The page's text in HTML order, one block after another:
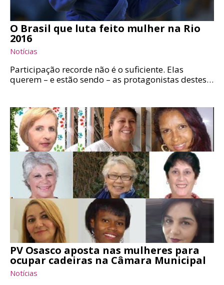
O Brasil que luta feito mulher na Rio
2016
Notícias
Participação recorde não é o suficiente. Elas
querem – e estão sendo – as protagonistas destes…
PV Osasco aposta nas mulheres para
ocupar cadeiras na Câmara Municipal
Notícias